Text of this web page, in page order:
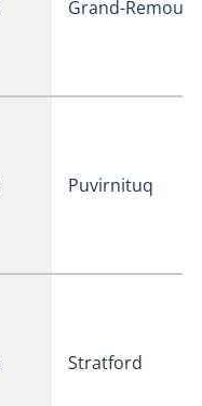
Grand-Remous
Puvirnituq
Stratford